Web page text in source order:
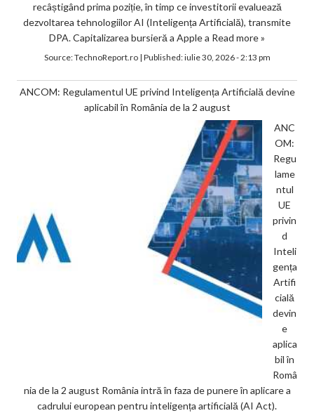
recâștigând prima poziție, în timp ce investitorii evaluează
dezvoltarea tehnologiilor AI (Inteligența Artificială), transmite
DPA. Capitalizarea bursieră a Apple a Read more »
Source:TechnoReport.ro| Published:iulie 30, 2026 - 2:13 pm
ANCOM: Regulamentul UE privind Inteligența Artificială devine
aplicabil în România de la 2 august
ANC
OM:
Regu
lame
ntul
UE
privin
d
Inteli
gența
Artifi
cială
devin
e
aplica
bil în
Româ
nia de la 2 august România intră în faza de punere în aplicare a
cadrului european pentru inteligența artificială (AI Act).